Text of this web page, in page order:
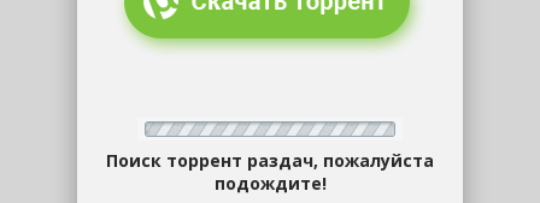
Поиск торрент раздач, пожалуйста
подождите!